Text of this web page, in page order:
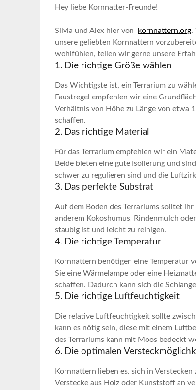
Hey liebe Kornnatter-Freunde!
Silvia und Alex hier von ⁤ kornnattern.org.
unsere geliebten Kornnattern
wohlfühlen, teilen wir gerne unsere
1. Die richtige⁢ Größe wählen
Das Wichtigste ist, ein Terrarium zu
⁢Faustregel empfehlen‍ wir eine
Verhältnis von Höhe zu Länge von etwa‍
schaffen.
2. Das richtige Material
Für das Terrarium empfehlen wir ein
Beide bieten ⁢eine gute Isolierung und
schwer zu regulieren sind und die
3. Das perfekte‍ Substrat
Auf dem Boden des Terrariums solltet‌
anderem Kokoshumus,⁢ Rindenmulch
staubig ist und leicht zu reinigen.
4.‍ Die richtige Temperatur
Kornnattern‌ benötigen eine Temperatur
Sie eine Wärmelampe oder eine
‌schaffen. Dadurch kann ⁤sich die
5. Die richtige Luftfeuchtigkeit
Die relative Luftfeuchtigkeit sollte
kann es nötig sein, diese mit einem
des Terrariums kann mit Moos bedeckt⁣
6. Die optimalen
Kornnattern‌ lieben es, sich in
Verstecke aus Holz oder ⁢Kunststoff an